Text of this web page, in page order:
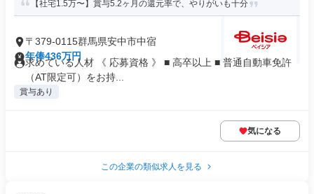
【社宅1.5万〜】賞与5.2ヶ月の還元率で、やりがいも十分
〒379-0115群馬県安中市中宿
年俸436万円
求めている人材 《 応募資格 》 ■ 高卒以上 ■ 普通自動車免許
（AT限定可）をお持...
賞与あり
気になる
この企業の類似求人を見る